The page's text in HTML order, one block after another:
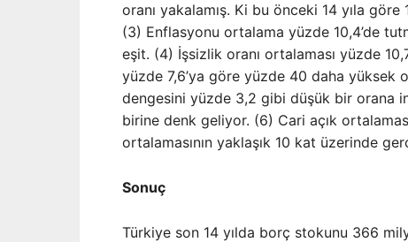
oranı yakalamış. Ki bu önceki 14 yıla
(3) Enflasyonu ortalama yüzde 10,4’de
eşit. (4) İşsizlik oranı ortalaması yüzde
yüzde 7,6’ya göre yüzde 40 daha
dengesini yüzde 3,2 gibi düşük bir orana
birine denk geliyor. (6) Cari açık
ortalamasının yaklaşık 10 kat üzerinde
Sonuç
Türkiye son 14 yılda borç stokunu 366